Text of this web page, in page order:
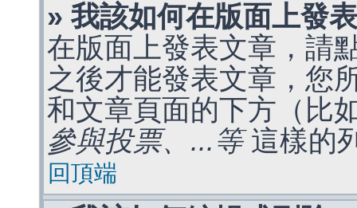
» 我該如何在版面上發
在版面上發表文章，請
之後才能發表文章，您
和文章頁面的下方（比
參與投票、...等這樣的
回頂端